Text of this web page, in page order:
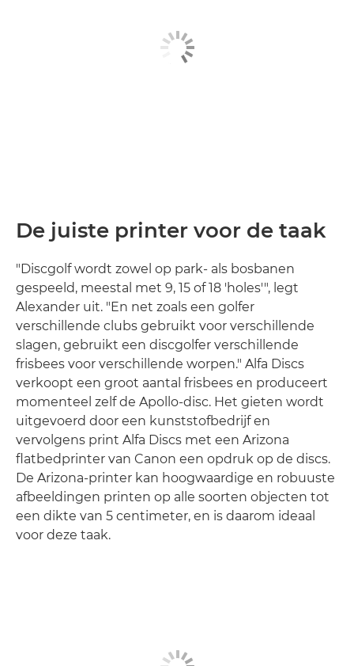
De juiste printer voor de taak
"Discgolf wordt zowel op park- als bosbanen
gespeeld, meestal met 9, 15 of 18 'holes'", legt
Alexander uit. "En net zoals een golfer
verschillende clubs gebruikt voor verschillende
slagen, gebruikt een discgolfer verschillende
frisbees voor verschillende worpen." Alfa Discs
verkoopt een groot aantal frisbees en produceert
momenteel zelf de Apollo-disc. Het gieten wordt
uitgevoerd door een kunststofbedrijf en
vervolgens print Alfa Discs met een Arizona
flatbedprinter van Canon een opdruk op de discs.
De Arizona-printer kan hoogwaardige en robuuste
afbeeldingen printen op alle soorten objecten tot
een dikte van 5 centimeter, en is daarom ideaal
voor deze taak.